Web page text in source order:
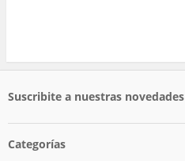
Suscribite a nuestras novedades
Categorías